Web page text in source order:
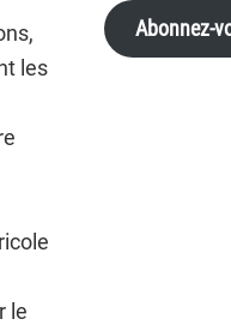
les
le
Abonnez-